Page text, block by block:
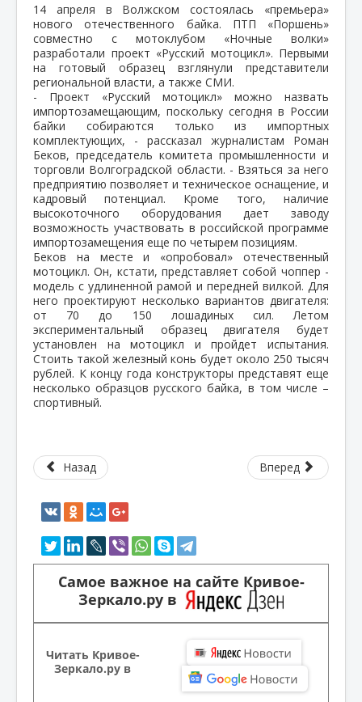
14 апреля в Волжском состоялась «премьера»
нового отечественного байка. ПТП «Поршень»
совместно с мотоклубом «Ночные волки»
разработали проект «Русский мотоцикл». Первыми
на готовый образец взглянули представители
региональной власти, а также СМИ.
- Проект «Русский мотоцикл» можно назвать
импортозамещающим, поскольку сегодня в России
байки собираются только из импортных
комплектующих, - рассказал журналистам Роман
Беков, председатель комитета промышленности и
торговли Волгоградской области. - Взяться за него
предприятию позволяет и техническое оснащение, и
кадровый потенциал. Кроме того, наличие
высокоточного оборудования дает заводу
возможность участвовать в российской программе
импортозамещения еще по четырем позициям.
Беков на месте и «опробовал» отечественный
мотоцикл. Он, кстати, представляет собой чоппер -
модель с удлиненной рамой и передней вилкой. Для
него проектируют несколько вариантов двигателя:
от 70 до 150 лошадиных сил. Летом
экспериментальный образец двигателя будет
установлен на мотоцикл и пройдет испытания.
Стоить такой железный конь будет около 250 тысяч
рублей. К концу года конструкторы представят еще
несколько образцов русского байка, в том числе –
спортивный.
Назад Вперед
Самое важное на сайте Кривое-
Зеркало.ру в
Читать Кривое-
Зеркало.ру в